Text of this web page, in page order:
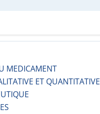
MEDICAMENT
ET QUANTITATIVE